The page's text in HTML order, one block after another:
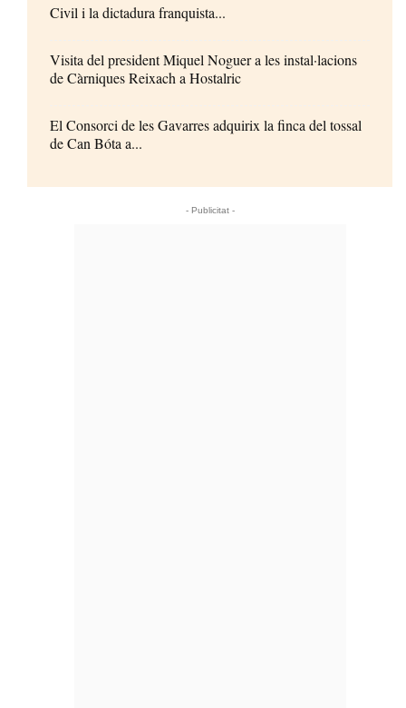
Civil i la dictadura franquista...
Visita del president Miquel Noguer a les instal·lacions
de Càrniques Reixach a Hostalric
El Consorci de les Gavarres adquirix la finca del tossal
de Can Bóta a...
- Publicitat -